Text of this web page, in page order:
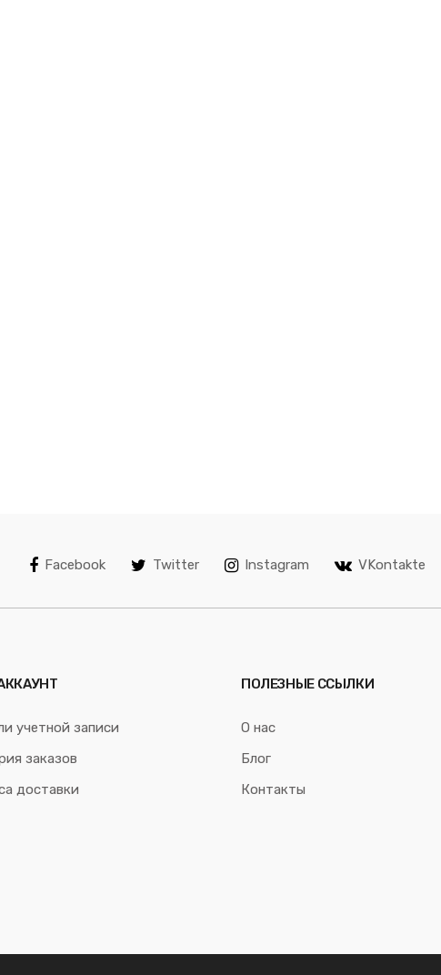
Facebook Twitter Instagram VKontakte
учетной записи
заказов
доставки
ПОЛЕЗНЫЕ ССЫЛКИ
О нас
Блог
Контакты